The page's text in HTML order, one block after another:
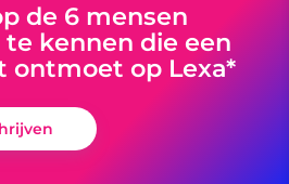
de 6 mensen
kennen die een
ontmoet op Lexa*